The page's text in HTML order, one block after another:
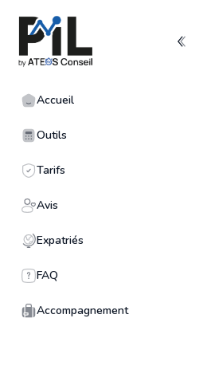
Accueil
Outils
Tarifs
Avis
Expatriés
FAQ
Accompagnement
Accueil
Chacun des
Compte
Conditions
Partie(s) :
Politique de
Utilisateur(s)